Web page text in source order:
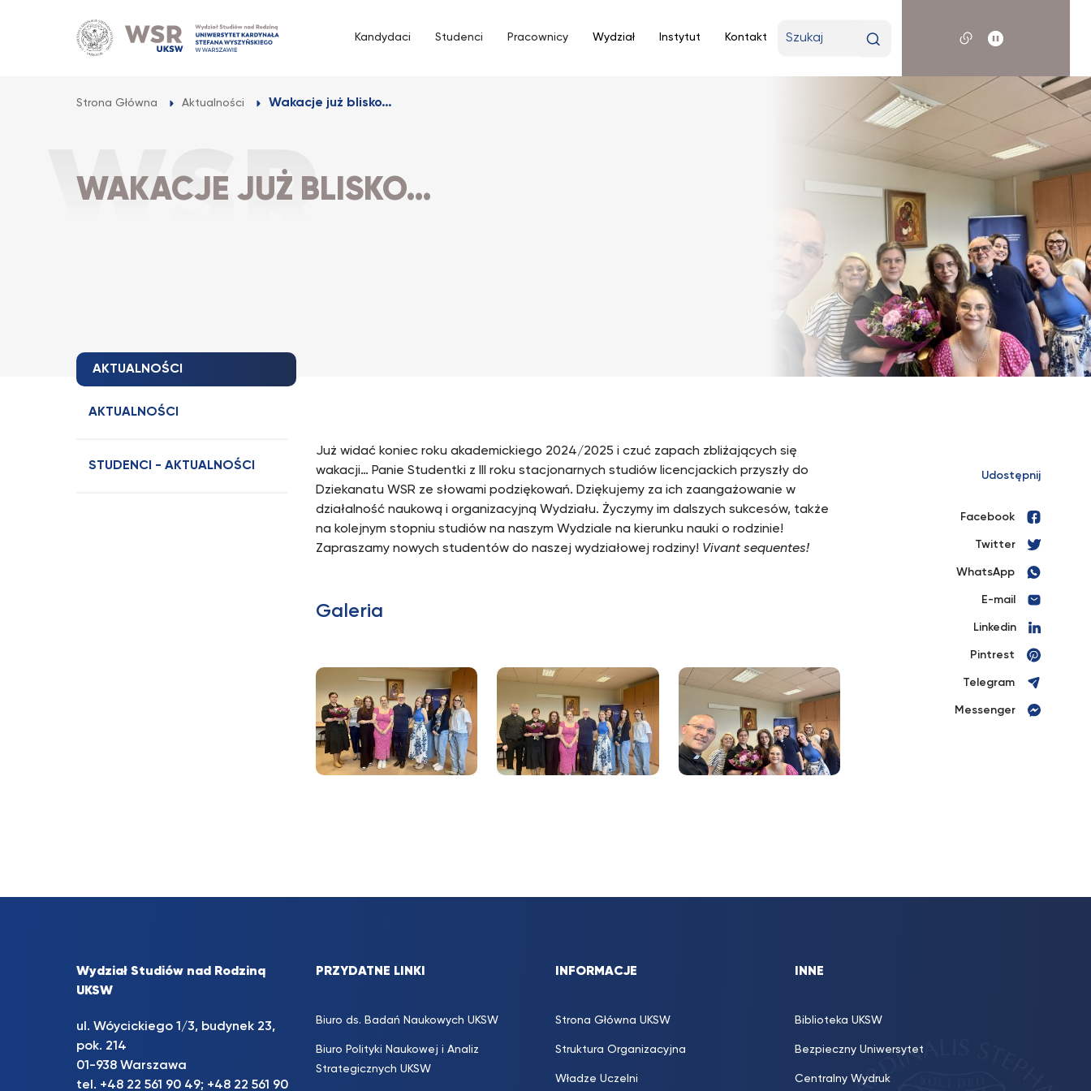
Kandydaci Studenci Pracownicy Wydział Instytut Kontakt
wyszukiwaną
Strona Główna Aktualności Wakacje już blisko…
WAKACJE JUŻ BLISKO…
AKTUALNOŚCI
AKTUALNOŚCI
STUDENCI - AKTUALNOŚCI
Już widać koniec roku akademickiego 2024/2025 i czuć zapach zbliżających się
wakacji… Panie Studentki z III roku stacjonarnych studiów licencjackich przyszły do
Dziekanatu WSR ze słowami podziękowań. Dziękujemy za ich zaangażowanie w
działalność naukową i organizacyjną Wydziału. Życzymy im dalszych sukcesów, także
na kolejnym stopniu studiów na naszym Wydziale na kierunku nauki o rodzinie!
Zapraszamy nowych studentów do naszej wydziałowej rodziny! Vivant sequentes!
Galeria
Udostępnij
Facebook
Twitter
WhatsApp
E-mail
Linkedin
Pintrest
Telegram
Messenger
Wydział Studiów nad Rodziną
UKSW
ul. Wóycickiego 1/3, budynek 23,
pok. 214
01-938 Warszawa
tel. +48 22 561 90 49; +48 22 561 90
PRZYDATNE LINKI
Biuro ds. Badań Naukowych UKSW
Biuro Polityki Naukowej i Analiz
Strategicznych UKSW
INFORMACJE
Strona Główna UKSW
Struktura Organizacyjna
Władze Uczelni
INNE
Biblioteka UKSW
Bezpieczny Uniwersytet
Centralny Wydruk